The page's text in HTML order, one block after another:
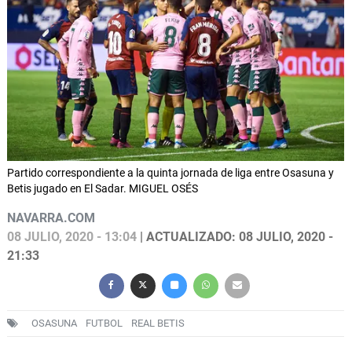
Partido correspondiente a la quinta jornada de liga entre Osasuna y
Betis jugado en El Sadar. MIGUEL OSÉS
NAVARRA.COM
08 JULIO, 2020 - 13:04 | ACTUALIZADO: 08 JULIO, 2020 -
21:33
OSASUNA FUTBOL REAL BETIS